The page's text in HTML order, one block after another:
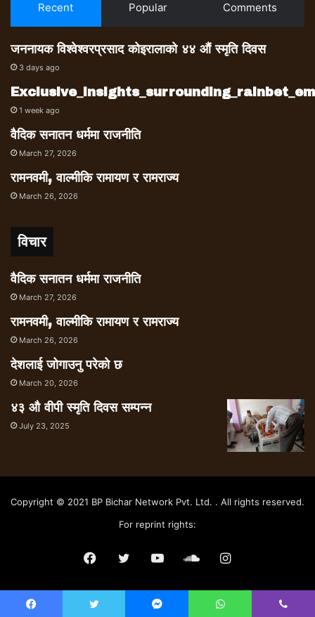
Recent Popular Comments
जननायक विश्वेश्वरप्रसाद कोइरालाको ४४ औं स्मृति दिवस
3 days ago
1 week ago
वैदिक सनातन धर्ममा राजनीति
March 27, 2026
रामनवमी, वाल्मीकि रामायण र रामराज्य
March 26, 2026
विचार
वैदिक सनातन धर्ममा राजनीति
March 27, 2026
रामनवमी, वाल्मीकि रामायण र रामराज्य
March 26, 2026
देशलाई जोगाउनु परेको छ
March 20, 2026
४३ औ वीपी स्मृति दिवस सम्पन्न
July 23, 2025
Copyright © 2021 BP Bichar Network Pvt. Ltd. . All rights reserved.
For reprint rights:
Facebook
TwitterYouTubeSoundCloud
Instagram